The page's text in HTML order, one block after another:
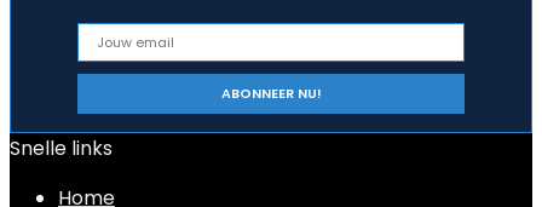
Snelle links
Home